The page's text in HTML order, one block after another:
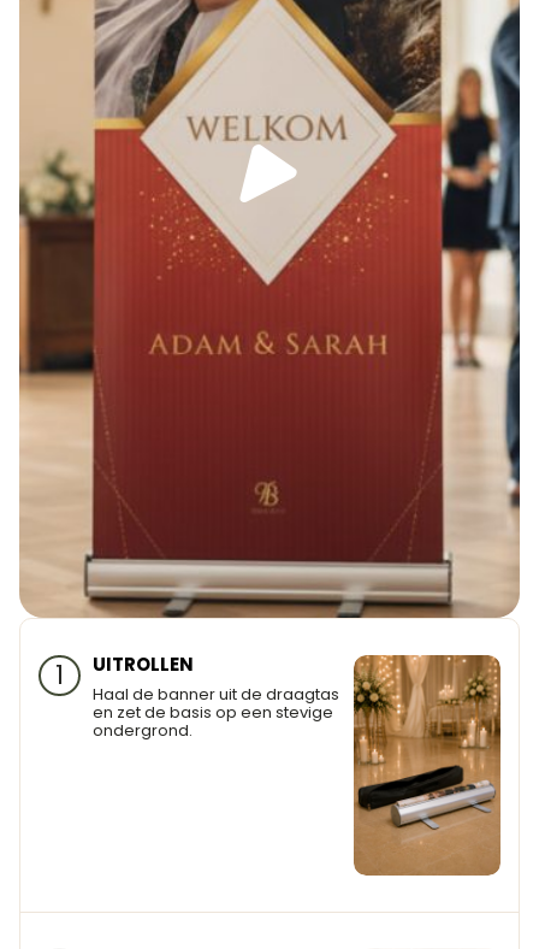
1 UITROLLEN
Haal de banner uit de draagtas
en zet de basis op een stevige
ondergrond.